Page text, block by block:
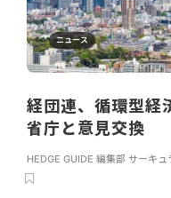
ニュース
経団連、循環型経
省庁と意見交換
HEDGE GUIDE 編集部 サーキ